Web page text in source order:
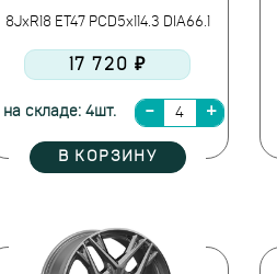
8JxR18 ET47 PCD5x114.3 DIA66.1
17 720 ₽
на складе: 4шт.
В КОРЗИНУ